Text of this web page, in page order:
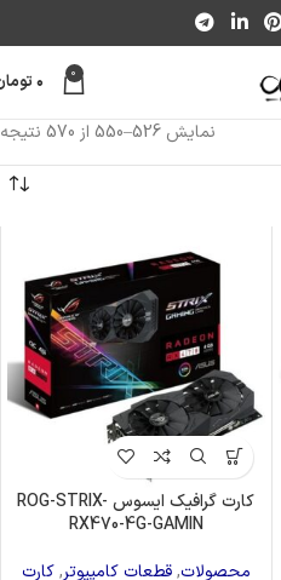
0 ۰
نمایش 526–550 از 570 نتیجه
کارت گرافیک ایسوس ROG-STRIX-
RX470-4G-GAMIN
محصولات,قطعات کامپیوتر,کارت